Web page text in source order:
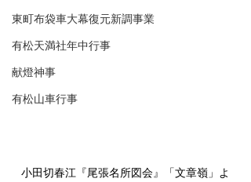
東町布袋車大幕復元新調事業
有松天満社年中行事
献燈神事
有松山車行事
小田切春江『尾張名所図会』「文章嶺」よ